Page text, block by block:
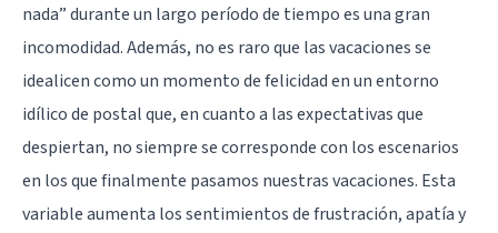
nada” durante un largo período de tiempo es una gran
incomodidad. Además, no es raro que las vacaciones se
idealicen como un momento de felicidad en un entorno
idílico de postal que, en cuanto a las expectativas que
despiertan, no siempre se corresponde con los escenarios
en los que finalmente pasamos nuestras vacaciones. Esta
variable aumenta los sentimientos de frustración, apatía y